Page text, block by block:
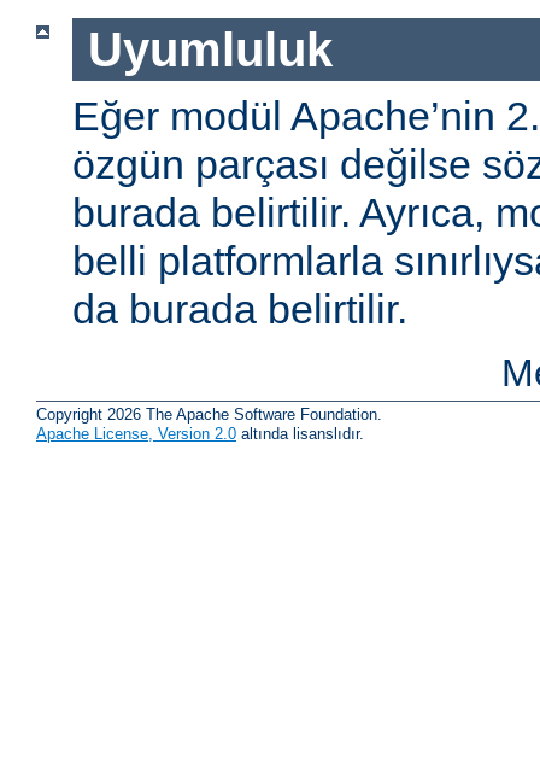
Uyumluluk
Eğer modül Apache’nin 2.
özgün parçası değilse
burada belirtilir. Ayrıca,
belli platformlarla
da burada belirtilir.
Copyright 2026 The Apache Software Foundation.
Apache License, Version 2.0 altında lisanslıdır.